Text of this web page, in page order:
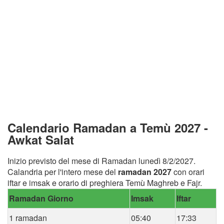
Calendario Ramadan a Temù 2027 -
Awkat Salat
Inizio previsto del mese di Ramadan lunedì 8/2/2027.
Calandria per l'intero mese del ramadan 2027con orari
iftar e imsak e orario di preghiera Temù Maghreb e Fajr.
Ramadan Giorno
Imsak
Iftar
1 ramadan
05:40
17:33